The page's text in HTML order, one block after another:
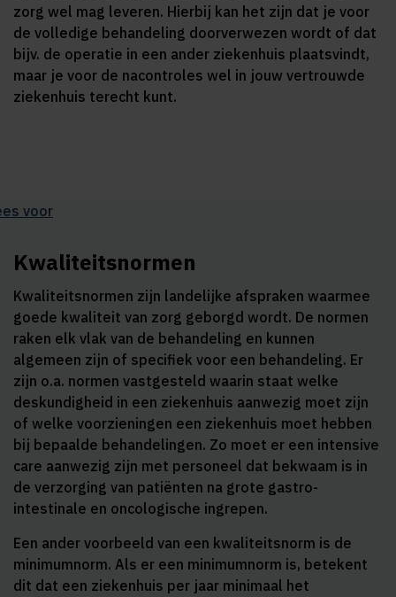
zorg wel mag leveren. Hierbij kan het zijn dat je voor
de volledige behandeling doorverwezen wordt of dat
bijv. de operatie in een ander ziekenhuis plaatsvindt,
maar je voor de nacontroles wel in jouw vertrouwde
ziekenhuis terecht kunt.
voor
Kwaliteitsnormen
Kwaliteitsnormen zijn landelijke afspraken waarmee
goede kwaliteit van zorg geborgd wordt. De normen
raken elk vlak van de behandeling en kunnen
algemeen zijn of specifiek voor een behandeling. Er
zijn o.a. normen vastgesteld waarin staat welke
deskundigheid in een ziekenhuis aanwezig moet zijn
of welke voorzieningen een ziekenhuis moet hebben
bij bepaalde behandelingen. Zo moet er een intensive
care aanwezig zijn met personeel dat bekwaam is in
de verzorging van patiënten na grote gastro-
intestinale en oncologische ingrepen.
Een ander voorbeeld van een kwaliteitsnorm is de
minimumnorm. Als er een minimumnorm is, betekent
dit dat een ziekenhuis per jaar minimaal het